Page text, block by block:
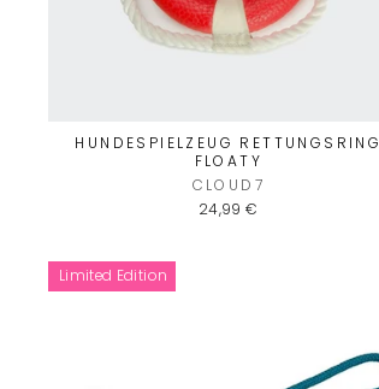
HUNDESPIELZEUG RETTUNGSRING
FLOATY
CLOUD7
24,99 €
Limited Edition